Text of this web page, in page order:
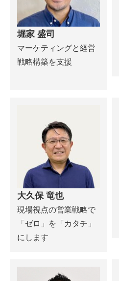
堀家 盛司
マーケティングと経営
戦略構築を支援
大久保 竜也
現場視点の営業戦略で
「ゼロ」を「カタチ」
にします